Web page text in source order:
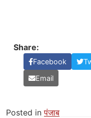
Share:
Facebook
Email
Posted inपंजाब